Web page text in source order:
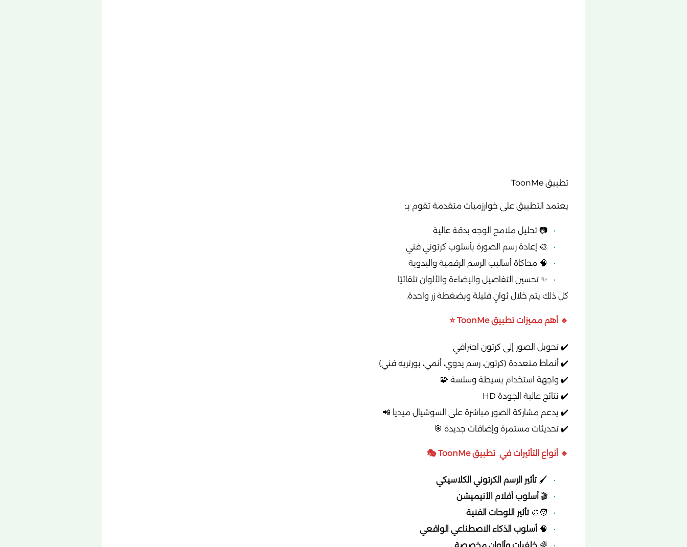
تطبيق ToonMe
يعتمد التطبيق على خوارزميات متقدمة تقوم بـ:
📷 تحليل ملامح الوجه بدقة عالية
🎨 إعادة رسم الصورة بأسلوب كرتوني فني
🧠 محاكاة أساليب الرسم الرقمية واليدوية
✨ تحسين التفاصيل والإضاءة والألوان تلقائيًا
كل ذلك يتم خلال ثوانٍ قليلة وبضغطة زر واحدة.
🔹 أهم مميزات تطبيق ToonMe ⭐
✔️ تحويل الصور إلى كرتون احترافي
✔️ أنماط متعددة (كرتون، رسم يدوي، أنمي، بورتريه فني)
✔️ واجهة استخدام بسيطة وسلسة 🧩
✔️ نتائج عالية الجودة HD
✔️ يدعم مشاركة الصور مباشرة على السوشيال ميديا 📲
✔️ تحديثات مستمرة وإضافات جديدة 🎯
🔹 أنواع التأثيرات في تطبيق ToonMe 🎭
🖌️ تأثير الرسم الكرتوني الكلاسيكي
🎬 أسلوب أفلام الأنيميشن
🧑‍🎨 تأثير اللوحات الفنية
🧠 أسلوب الذكاء الاصطناعي الواقعي